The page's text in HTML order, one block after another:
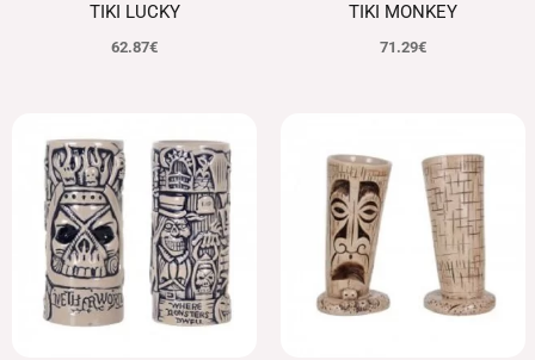
TIKI LUCKY
62.87€
TIKI MONKEY
71.29€